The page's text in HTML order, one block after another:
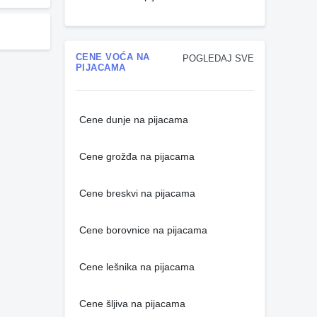
POGLEDAJ SVE
CENE VOĆA NA
PIJACAMA
Cene dunje na pijacama
Cene grožđa na pijacama
Cene breskvi na pijacama
Cene borovnice na pijacama
Cene lešnika na pijacama
Cene šljiva na pijacama